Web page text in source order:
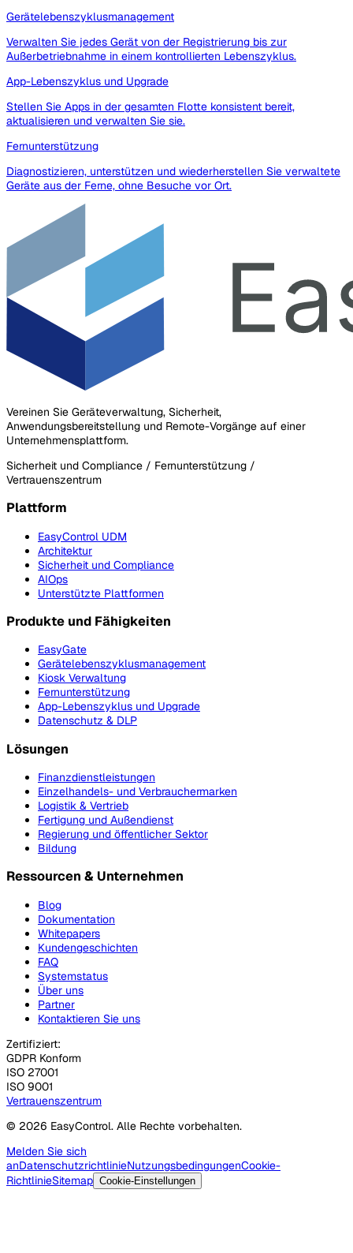
Gerätelebenszyklusmanagement
Verwalten Sie jedes Gerät von der Registrierung bis zur
Außerbetriebnahme in einem kontrollierten Lebenszyklus.
App-Lebenszyklus und Upgrade
Stellen Sie Apps in der gesamten Flotte konsistent bereit,
aktualisieren und verwalten Sie sie.
Fernunterstützung
Diagnostizieren, unterstützen und wiederherstellen Sie verwaltete
Geräte aus der Ferne, ohne Besuche vor Ort.
Vereinen Sie Geräteverwaltung, Sicherheit,
Anwendungsbereitstellung und Remote-Vorgänge auf einer
Unternehmensplattform.
Sicherheit und Compliance / Fernunterstützung /
Vertrauenszentrum
Plattform
EasyControl UDM
Architektur
Sicherheit und Compliance
AIOps
Unterstützte Plattformen
Produkte und Fähigkeiten
EasyGate
Gerätelebenszyklusmanagement
Kiosk Verwaltung
Fernunterstützung
App-Lebenszyklus und Upgrade
Datenschutz & DLP
Lösungen
Finanzdienstleistungen
Einzelhandels- und Verbrauchermarken
Logistik & Vertrieb
Fertigung und Außendienst
Regierung und öffentlicher Sektor
Bildung
Ressourcen & Unternehmen
Blog
Dokumentation
Whitepapers
Kundengeschichten
FAQ
Systemstatus
Über uns
Partner
Kontaktieren Sie uns
Zertifiziert:
GDPR Konform
ISO 27001
ISO 9001
Vertrauenszentrum
© 2026 EasyControl. Alle Rechte vorbehalten.
Melden Sie sich
anDatenschutzrichtlinieNutzungsbedingungenCookie-
RichtlinieSitemap Cookie-Einstellungen